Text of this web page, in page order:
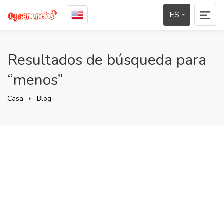
ES
Resultados de búsqueda para
“menos”
Casa Blog